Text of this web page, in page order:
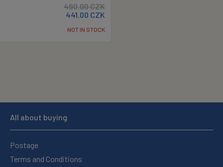
490.00CZK
441.00 CZK
NOT IN STOCK
All about buying
Postage
Terms and Conditions